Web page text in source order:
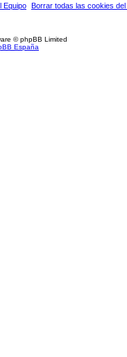
Borrar todas las cookies del
Equipo
© phpBB Limited
España